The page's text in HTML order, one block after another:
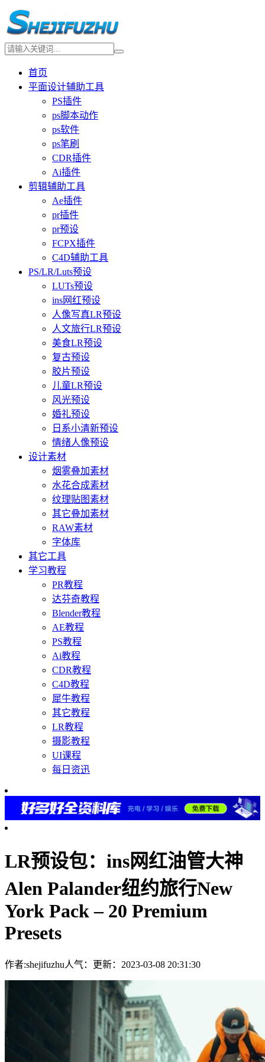
首页
平面设计辅助工具
PS插件
ps脚本动作
ps软件
ps笔刷
CDR插件
Ai插件
剪辑辅助工具
Ae插件
pr插件
pr预设
FCPX插件
C4D辅助工具
PS/LR/Luts预设
LUTs预设
ins网红预设
人像写真LR预设
人文旅行LR预设
美食LR预设
复古预设
胶片预设
儿童LR预设
风光预设
婚礼预设
日系小清新预设
情绪人像预设
设计素材
烟雾叠加素材
水花合成素材
纹理贴图素材
其它叠加素材
RAW素材
字体库
其它工具
学习教程
PR教程
达芬奇教程
Blender教程
AE教程
PS教程
Ai教程
CDR教程
C4D教程
犀牛教程
其它教程
LR教程
摄影教程
UI课程
每日资迅
LR预设包：ins网红油管大神
Alen Palander纽约旅行New
York Pack – 20 Premium
Presets
作者:shejifuzhu人气： 更新：2023-03-08 20:31:30